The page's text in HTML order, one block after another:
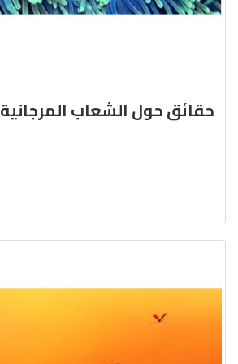
حقائق حول الشعاب المرجانية